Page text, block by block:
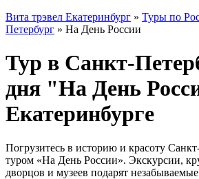
Вита трэвел Екатеринбург » Туры по
Петербург » На День России
Тур в Санкт-
дня "На День
Екатеринбурге
Погрузитесь в историю и красоту
туром «На День России». Экскурсии,
дворцов и музеев подарят